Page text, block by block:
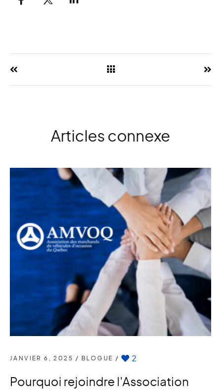
Articles connexe
JANVIER 6, 2025 / BLOGUE / 2
Pourquoi rejoindre l'Association